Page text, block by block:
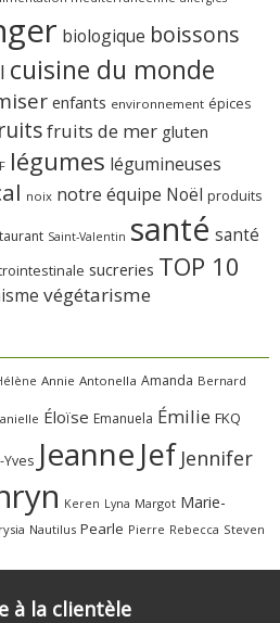
biologique boissons
cuisine du monde
enfants environnement épices
fruits de mer gluten
légumes légumineuses
noix notre équipe Noël produits
Saint-Valentin santé santé
sucreries TOP 10
végétarisme
Annie Antonella Amanda Bernard
Éloïse Emanuela Émilie FKQ
Yves Jeanne Jef Jennifer
Keren Lyna Margot Marie-
Nautilus Pearle Pierre Rebecca Steven
à la clientèle